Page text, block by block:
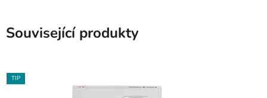
Související produkty
TIP